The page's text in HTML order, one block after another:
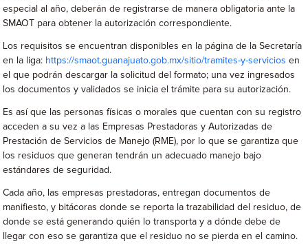
especial al año, deberán de registrarse de manera obligatoria ante la
SMAOT para obtener la autorización correspondiente.
Los requisitos se encuentran disponibles en la página de la Secretaría
en la liga: https://smaot.guanajuato.gob.mx/sitio/tramites-y-servicios en
el que podrán descargar la solicitud del formato; una vez ingresados
los documentos y validados se inicia el trámite para su autorización.
Es así que las personas físicas o morales que cuentan con su registro
acceden a su vez a las Empresas Prestadoras y Autorizadas de
Prestación de Servicios de Manejo (RME), por lo que se garantiza que
los residuos que generan tendrán un adecuado manejo bajo
estándares de seguridad.
Cada año, las empresas prestadoras, entregan documentos de
manifiesto, y bitácoras donde se reporta la trazabilidad del residuo, de
donde se está generando quién lo transporta y a dónde debe de
llegar con eso se garantiza que el residuo no se pierda en el camino.